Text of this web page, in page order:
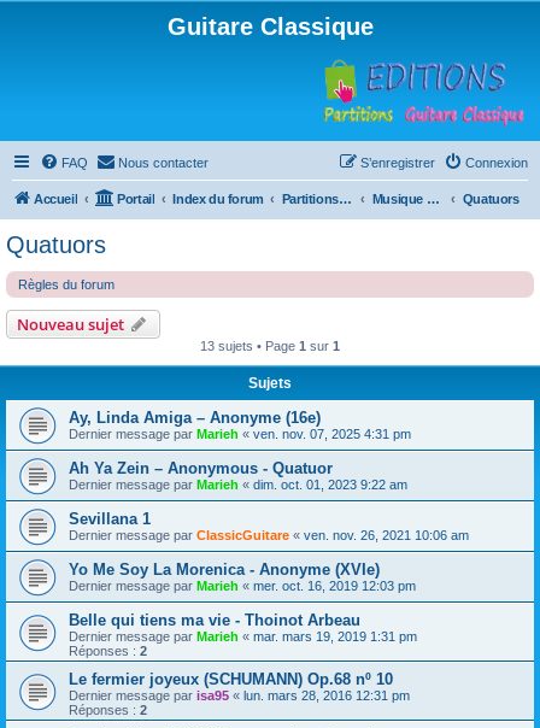
Guitare Classique
FAQ Nous contacter Connexion
S’enregistrer
Accueil Portail Index du forum Partitions pour guitare en libre téléchargement Musique d'ensemble Quatuors
Quatuors
Règles du forum
Nouveau sujet
13 sujets • Page 1 sur 1
Sujets
Ay, Linda Amiga – Anonyme (16e)
Dernier message par Marieh « ven. nov. 07, 2025 4:31 pm
Ah Ya Zein – Anonymous - Quatuor
Dernier message par Marieh « dim. oct. 01, 2023 9:22 am
Sevillana 1
Dernier message par ClassicGuitare « ven. nov. 26, 2021 10:06 am
Yo Me Soy La Morenica - Anonyme (XVIe)
Dernier message par Marieh « mer. oct. 16, 2019 12:03 pm
Belle qui tiens ma vie - Thoinot Arbeau
Dernier message par Marieh « mar. mars 19, 2019 1:31 pm
Réponses : 2
Le fermier joyeux (SCHUMANN) Op.68 nº 10
Dernier message par isa95 « lun. mars 28, 2016 12:31 pm
Réponses : 2